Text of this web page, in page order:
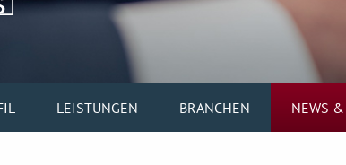
LEISTUNGEN BRANCHEN NEWS